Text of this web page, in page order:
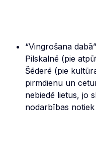
“Vingrošana
Pilskalnē (pie
Šēderē (pie
pirmdienu un
nebiedē lietus, jo
nodarbības notiek